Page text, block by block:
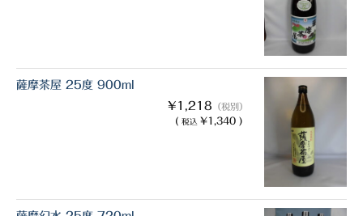
薩摩茶屋 25度 900ml
¥1,218 （税別）
( 税込 ¥1,340 )